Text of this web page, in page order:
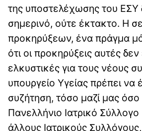
της υποστελέχωσης του ΕΣΥ
σημερινό, ούτε έκτακτο. Η
προκηρύξεων, ένα πράγμα
ότι οι προκηρύξεις αυτές δεν
ελκυστικές για τους νέους
υπουργείο Υγείας πρέπει να
συζήτηση, τόσο μαζί μας όσο
Πανελλήνιο Ιατρικό Σύλλογο
άλλους Ιατρικούς